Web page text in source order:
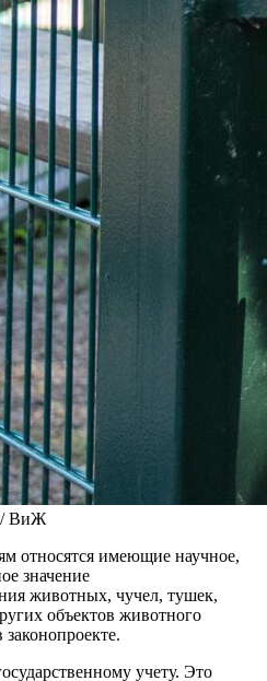
/ ВиЖ
относятся имеющие научное,
значение
животных, чучел, тушек,
объектов животного
учету. Это